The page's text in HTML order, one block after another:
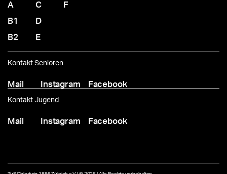
A
B1
B2
C
D
E
F
Kontakt Senioren
Mail Instagram Facebook
Kontakt Jugend
Mail Instagram Facebook